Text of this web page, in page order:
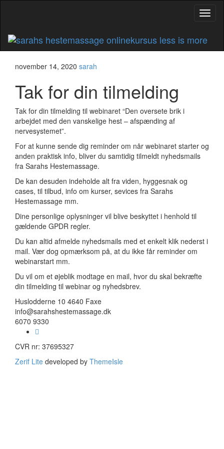
Flip
november 14, 2020 sarah
Tak for din tilmelding
Tak for din tilmelding til webinaret “Den oversete brik i
arbejdet med den vanskelige hest – afspænding af
nervesystemet”.
For at kunne sende dig reminder om når webinaret starter og
anden praktisk info, bliver du samtidig tilmeldt nyhedsmails
fra Sarahs Hestemassage.
De kan desuden indeholde alt fra viden, hyggesnak og
cases, til tilbud, info om kurser, sevices fra Sarahs
Hestemassage mm.
Dine personlige oplysninger vil blive beskyttet i henhold til
gældende GPDR regler.
Du kan altid afmelde nyhedsmails med et enkelt klik nederst i
mail. Vær dog opmærksom på, at du ikke får reminder om
webinarstart mm.
Du vil om et øjeblik modtage en mail, hvor du skal bekræfte
din tilmelding til webinar og nyhedsbrev.
Huslodderne 10 4640 Faxe
info@sarahshestemassage.dk
6070 9330
Facebook-
CVR nr: 37695327
Zerif Lite developed by ThemeIsle